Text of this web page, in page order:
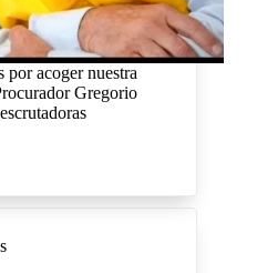
por acoger nuestra
Gregorio